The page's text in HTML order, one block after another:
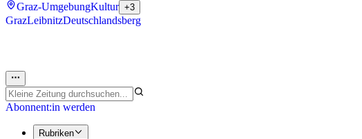
Graz-UmgebungKultur +3
GrazLeibnitzDeutschlandsberg
Abonnent:in werden
Rubriken